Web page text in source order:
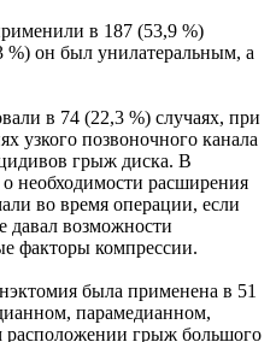
в 187 (53,9 %)
%) он был унилатеральным, а
в 74 (22,3 %) случаях, при
узкого позвоночного канала
грыж диска. В
необходимости расширения
во время операции, если
давал возможности
факторы компрессии.
была применена в 51
парамедианном,
расположении грыж большого